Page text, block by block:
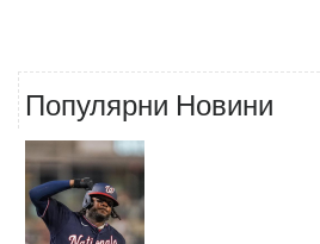
Популярни Новини